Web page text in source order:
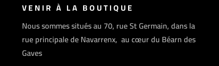
VENIR À LA BOUTIQUE
Nous sommes situés au 70, rue St Germain, dans la
rue principale de Navarrenx, au cœur du Béarn des
Gaves